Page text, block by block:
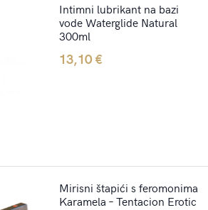
Intimni lubrikant na bazi
vode Waterglide Natural
300ml
13,10€
Mirisni štapići s feromonima
Karamela – Tentacion Erotic